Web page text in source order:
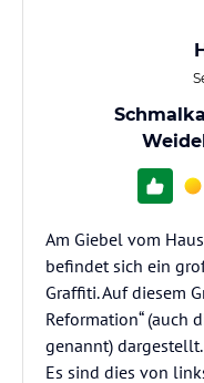
Am Giebel vom
befindet sich ein
Graffiti. Auf diesem
Reformation“ (auch
genannt) dargestellt.
Es sind dies von